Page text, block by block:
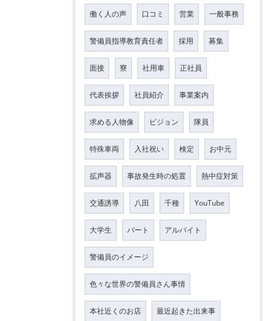
働く人の声 口コミ 営業 一般事務
警備員指導教育責任者 採用 募集
面接 寮 社用車 正社員
代表挨拶 社員紹介 事業案内
求める人物像 ビジョン 隊員
特殊車両 入社祝い 検定 お中元
拡声器 事故発生時の処置 熱中症対策
交通誘導 八田 千種 YouTube
大学生 パート アルバイト
警備員のイメージ
色々な世界の警備員さん事情
本社近くのお店 最近起きた出来事